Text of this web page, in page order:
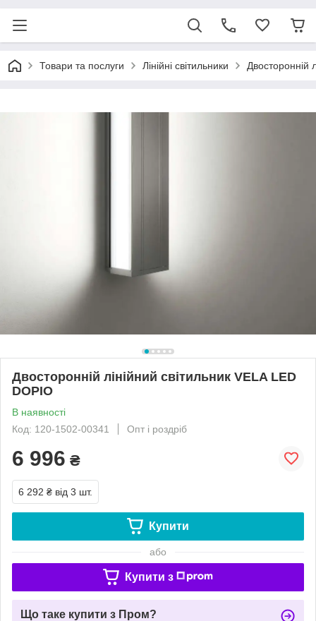
Товари та послуги Лінійні світильники Двосторонній
Двосторонній лінійний світильник VELA LED
DOPIO
В наявності
Код: 120-1502-00341
Опт і роздріб
6 996 ₴
6 292 ₴ від 3 шт.
Купити
або
Купити з
Що таке купити з Пром?